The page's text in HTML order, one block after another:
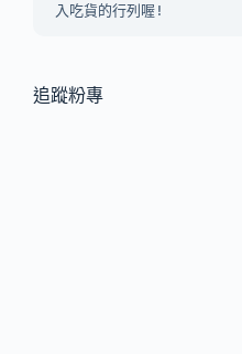
入吃貨的行列喔!
追蹤粉專